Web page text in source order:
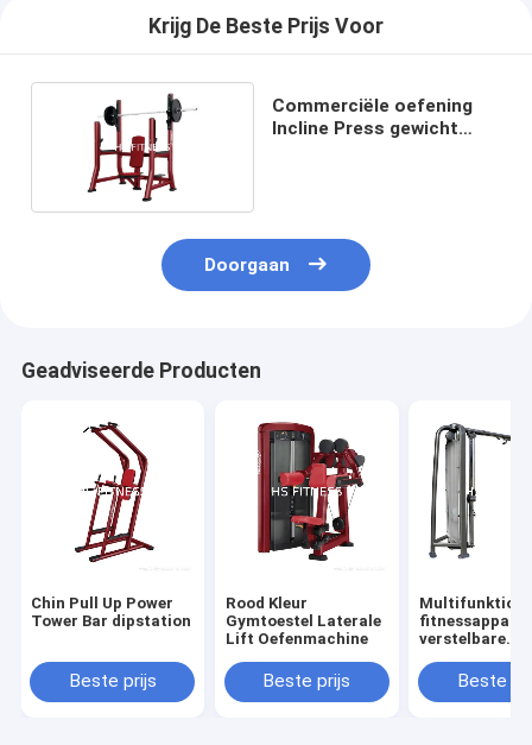
Krijg De Beste Prijs Voor
Commerciële oefening
Incline Press gewicht
Doorgaan
Geadviseerde Producten
Chin Pull Up Power
Tower Bar dipstation
Beste prijs
Rood Kleur
Gymtoestel Laterale
Lift Oefenmachine
Beste prijs
verstelbare
Beste